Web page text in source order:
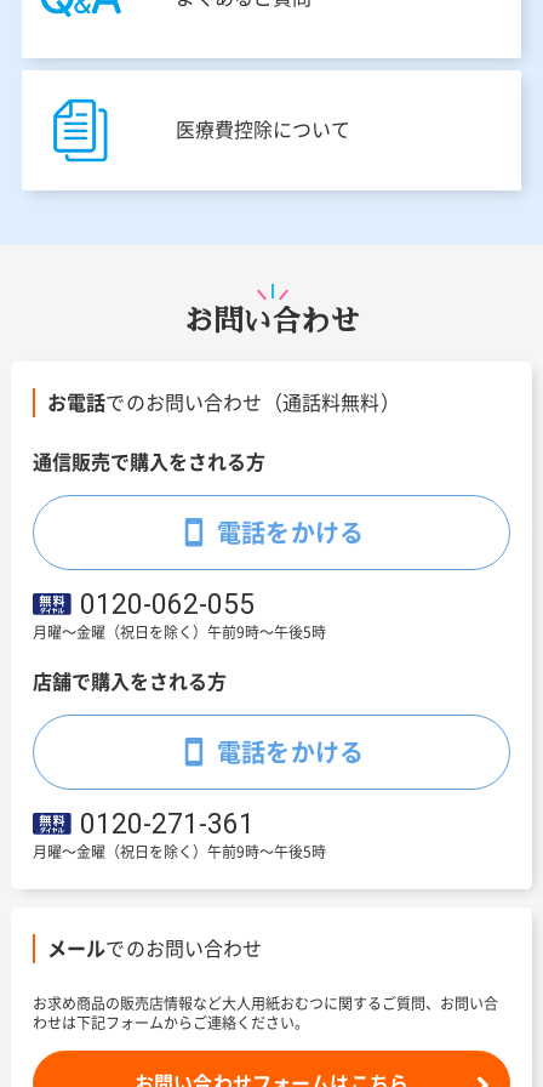
医療費控除について
お問い合わせ
お電話でのお問い合わせ（通話料無料）
通信販売で購入をされる方
電話をかける
0120-062-055
月曜～金曜（祝日を除く）午前9時～午後5時
店舗で購入をされる方
電話をかける
0120-271-361
月曜～金曜（祝日を除く）午前9時～午後5時
メールでのお問い合わせ
お求め商品の販売店情報など大人用紙おむつに関するご質問、お問い合
わせは下記フォームからご連絡ください。
お問い合わせフォームはこちら